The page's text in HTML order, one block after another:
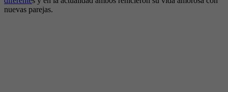
nuevas parejas.